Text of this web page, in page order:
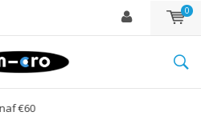
0
zelfde dag verzonden*